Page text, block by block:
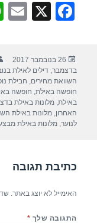
F
e
b
o
o
X
פורסם
בתאריך
26 בנובמבר 2017
בדצמבר,דילים לאילת
השוואת מחירים, חבילת
חופשה באילת, חופשה
באילת,מלונות באילת
האחרון,מלונות באילת
לנוער,מלונות באילת
כתיבת תגובה
האימייל לא יוצג באתר.
התגובה שלך *